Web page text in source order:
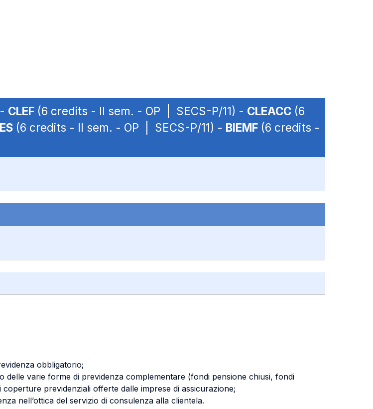
CLEF (6 credits - II sem. - OP | SECS-P/11) - CLEACC (6
(6 credits - II sem. - OP | SECS-P/11) - BIEMF (6 credits -
obbligatorio;
varie forme di previdenza complementare (fondi pensione chiusi, fondi
previdenziali offerte dalle imprese di assicurazione;
nell’ottica del servizio di consulenza alla clientela.